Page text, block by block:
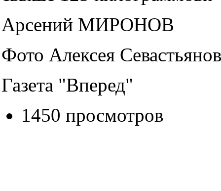
Арсений МИРОНОВ
Фото Алексея
Газета "Вперед"
1450 просмотров